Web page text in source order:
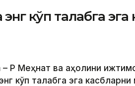
энг кўп талабга
– ҚР Меҳнат ва аҳолини
кўп талабга эга